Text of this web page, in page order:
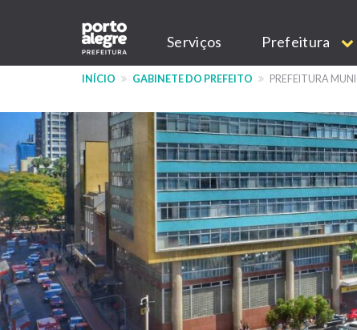
conteúdo
Main
navigation
Serviços Prefeitura
INÍCIO GABINETE DO PREFEITO PREFEITURA